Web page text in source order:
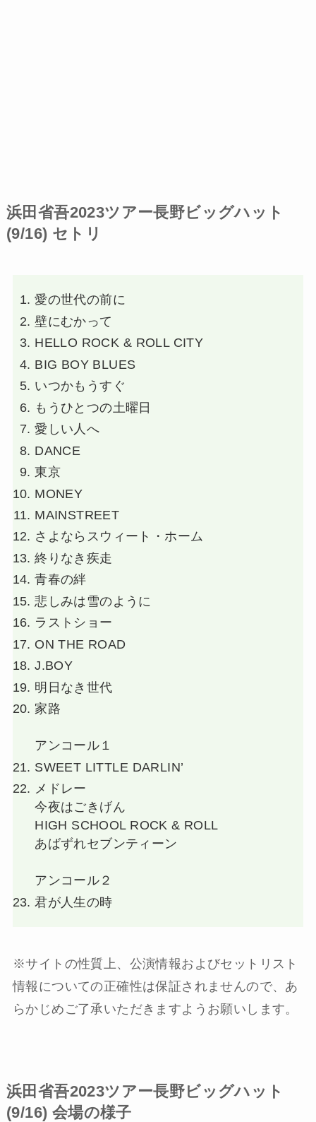
浜田省吾2023ツアー長野ビッグハット
(9/16) セトリ
愛の世代の前に
壁にむかって
HELLO ROCK & ROLL CITY
BIG BOY BLUES
いつかもうすぐ
もうひとつの土曜日
愛しい人へ
DANCE
東京
MONEY
MAINSTREET
さよならスウィート・ホーム
終りなき疾走
青春の絆
悲しみは雪のように
ラストショー
ON THE ROAD
J.BOY
明日なき世代
家路
アンコール１
SWEET LITTLE DARLIN’
メドレー
今夜はごきげん
HIGH SCHOOL ROCK & ROLL
あばずれセブンティーン
アンコール２
君が人生の時
※サイトの性質上、公演情報およびセットリスト
情報についての正確性は保証されませんので、あ
らかじめご了承いただきますようお願いします。
浜田省吾2023ツアー長野ビッグハット
(9/16) 会場の様子